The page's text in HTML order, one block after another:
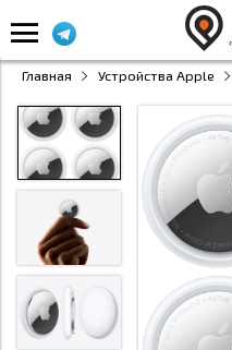
Главная Устройства Apple